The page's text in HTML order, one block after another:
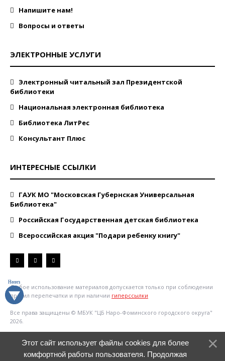
Напишите нам!
Вопросы и ответы
ЭЛЕКТРОННЫЕ УСЛУГИ
Электронный читальный зал Президентской
библиотеки
Национальная электронная библиотека
Библиотека ЛитРес
Консультант Плюс
ИНТЕРЕСНЫЕ ССЫЛКИ
ГАУК МО "Московская Губернская Универсальная
Библиотека"
Российская Государственная детская библиотека
Всероссийская акция "Подари ребенку книгу"
Любое использование материалов допускается только при соблюдении
правил перепечатки и при наличии гиперссылки
Все права защищены © МБУК "ЦБ Наро-Фоминского городского округа"
2026.
Этот сайт использует файлы cookies для более
комфортной работы пользователя. Продолжая